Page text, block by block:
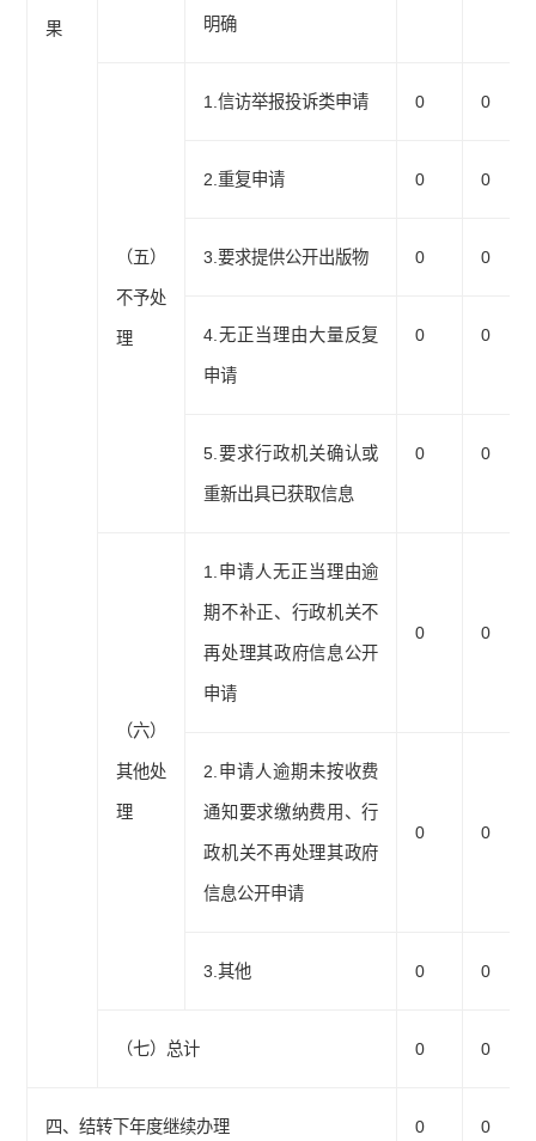
果 明确
（五）
不予处
理
1.信访举报投诉类申请 0 0
2.重复申请 0 0
3.要求提供公开出版物 0 0
4.无正当理由大量反复
申请
0 0
5.要求行政机关确认或
重新出具已获取信息
0 0
（六）
其他处
理
1.申请人无正当理由逾
期不补正、行政机关不
再处理其政府信息公开
申请
0 0
2.申请人逾期未按收费
通知要求缴纳费用、行
政机关不再处理其政府
信息公开申请
0 0
3.其他 0 0
（七）总计 0 0
四、结转下年度继续办理 0 0